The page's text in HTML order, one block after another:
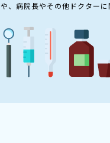
病院長やその他ドクターに